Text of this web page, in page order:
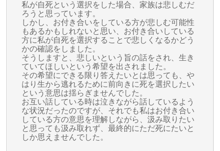
私が自死という選択をした場合、家族は悲しむだ
ろうと思っています。
しかし、お付き合いをしている方が悲しむ可能性
もあるかもしれないと思い、お付き合いしている
方に私が自死を選択することで悲しくなるかどう
かの確認をしました。
そうしますと、悲しいという旨の話をされ、生き
ていてほしいという希望を出されました。
その希望にできる限り答えたいとは思っても、や
はり生から逃れるために前向きに死を選択したい
という意思は揺らぎませんでした。
お互い話している時は泣きながら話しているよう
な状況だったのですが、それでも私はお付き合い
している方の意思を理解しながら、汲み取りたい
と思っても汲み取れず、最終的にただ死にたいと
しか思えませんでした。